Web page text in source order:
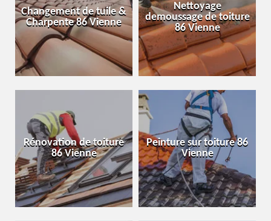
Changement de tuile &
Charpente 86 Vienne
Nettoyage
demoussage de toiture
86 Vienne
Rénovation de toiture
86 Vienne
Peinture sur toiture 86
Vienne